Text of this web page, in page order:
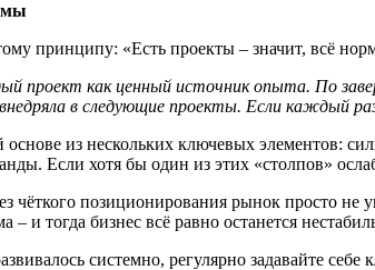
принципу: «Есть проекты – значит, всё
проект как ценный источник опыта. По
в следующие проекты. Если каждый
из нескольких ключевых элементов:
Если хотя бы один из этих «столпов»
позиционирования рынок просто не
– и тогда бизнес всё равно останется
системно, регулярно задавайте